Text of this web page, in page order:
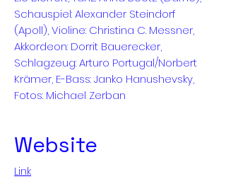
Schauspiel: Alexander Steindorf
(Apoll), Violine: Christina C. Messner,
Akkordeon: Dorrit Bauerecker,
Schlagzeug: Arturo Portugal/Norbert
Krämer, E-Bass: Janko Hanushevsky,
Fotos: Michael Zerban
Website
Link